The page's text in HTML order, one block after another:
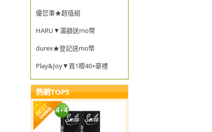
優您事★超值組
HARU▼滿額送mo幣
durex★登記送mo幣
Play&Joy▼買1贈40+豪禮
熱銷TOP5